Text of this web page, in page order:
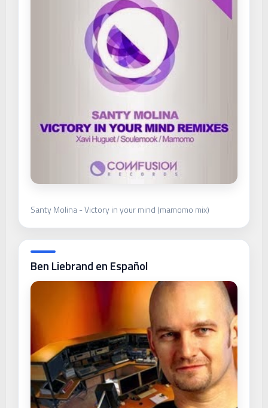
Santy Molina - Victory in your mind (mamomo mix)
Ben Liebrand en Español